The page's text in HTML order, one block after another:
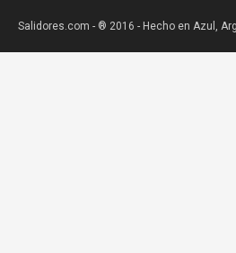
Salidores.com - ® 2016 - Hecho en Azul,